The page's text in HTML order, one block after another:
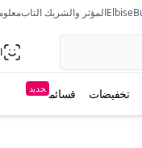
المؤثر والشريك التاب
تخفيضات قسائم جديد